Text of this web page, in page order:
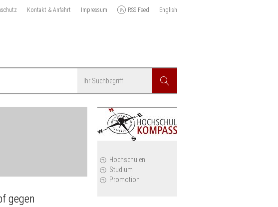
Kontakt & Anfahrt Impressum RSS Feed English
Suchen
gegen
Hochschulen
Studium
Promotion